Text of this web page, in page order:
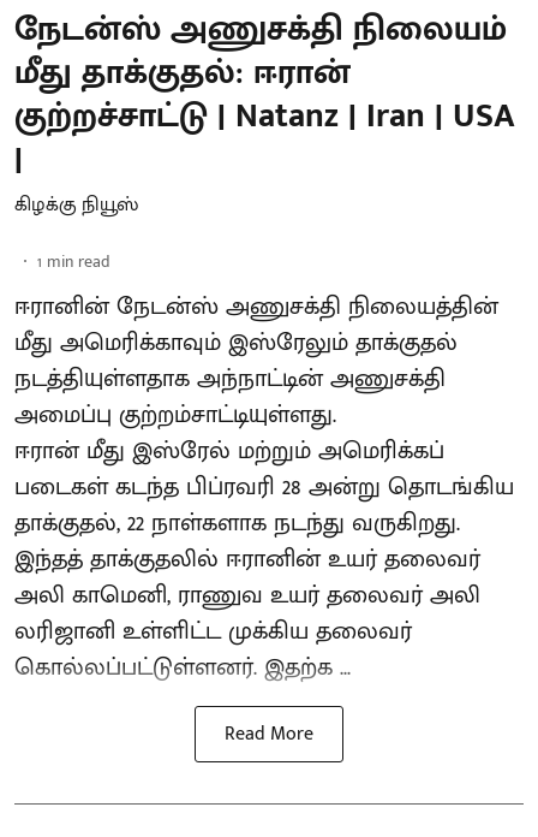
நேடன்ஸ் அணுசக்தி நிலையம்
மீது தாக்குதல்: ஈரான்
குற்றச்சாட்டு | Natanz | Iran | USA
|
கிழக்கு நியூஸ்
1 min read
ஈரானின் நேடன்ஸ் அணுசக்தி நிலையத்தின்
மீது அமெரிக்காவும் இஸ்ரேலும் தாக்குதல்
நடத்தியுள்ளதாக அந்நாட்டின் அணுசக்தி
அமைப்பு குற்றம்சாட்டியுள்ளது.
ஈரான் மீது இஸ்ரேல் மற்றும் அமெரிக்கப்
படைகள் கடந்த பிப்ரவரி 28 அன்று தொடங்கிய
தாக்குதல், 22 நாள்களாக நடந்து வருகிறது.
இந்தத் தாக்குதலில் ஈரானின் உயர் தலைவர்
அலி காமெனி, ராணுவ உயர் தலைவர் அலி
லரிஜானி உள்ளிட்ட முக்கிய தலைவர்
கொல்லப்பட்டுள்ளனர். இதற்க ...
Read More